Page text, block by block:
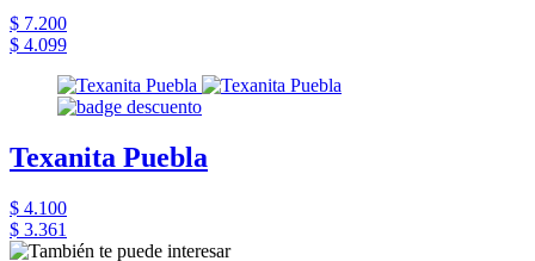
$ 7.200
$ 4.099
Texanita Puebla
$ 4.100
$ 3.361